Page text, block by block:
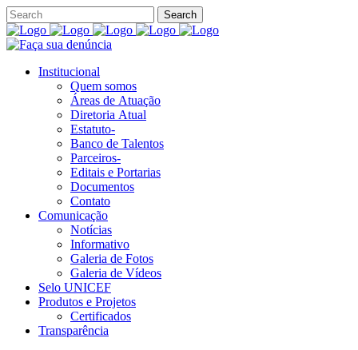
Institucional
Quem somos
Áreas de Atuação
Diretoria Atual
Estatuto-
Banco de Talentos
Parceiros-
Editais e Portarias
Documentos
Contato
Comunicação
Notícias
Informativo
Galeria de Fotos
Galeria de Vídeos
Selo UNICEF
Produtos e Projetos
Certificados
Transparência